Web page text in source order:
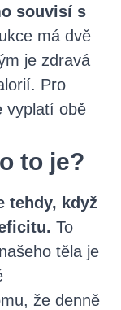
souvisí s
má dvě
je zdravá
Pro
vyplatí obě
to je?
tehdy, když
To
těla je
že denně